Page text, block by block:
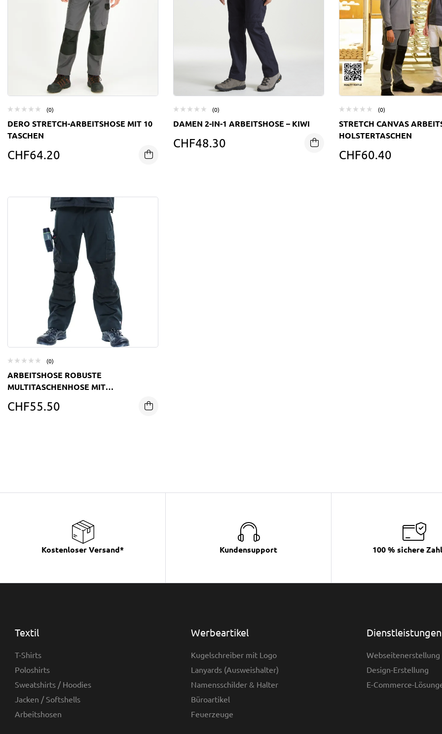
(0)
DERO STRETCH-ARBEITSHOSE MIT 10
TASCHEN
CHF64.20
(0)
DAMEN 2-IN-1 ARBEITSHOSE – KIWI
CHF48.30
(0)
STRETCH CANVAS
HOLSTERTASCHEN
CHF60.40
(0)
ARBEITSHOSE ROBUSTE
MULTITASCHENHOSE MIT
CHF55.50
Kostenloser Versand* Kundensupport 100 % sichere
Textil
T-Shirts
Poloshirts
Sweatshirts / Hoodies
Jacken / Softshells
Arbeitshosen
Werbeartikel
Kugelschreiber mit Logo
Lanyards (Ausweishalter)
Namensschilder & Halter
Büroartikel
Feuerzeuge
Dienstleistungen
Webseitenerstellung
Design-Erstellung
E-Commerce-